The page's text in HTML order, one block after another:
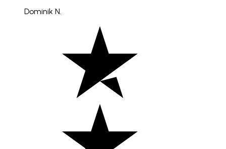
Dominik N.